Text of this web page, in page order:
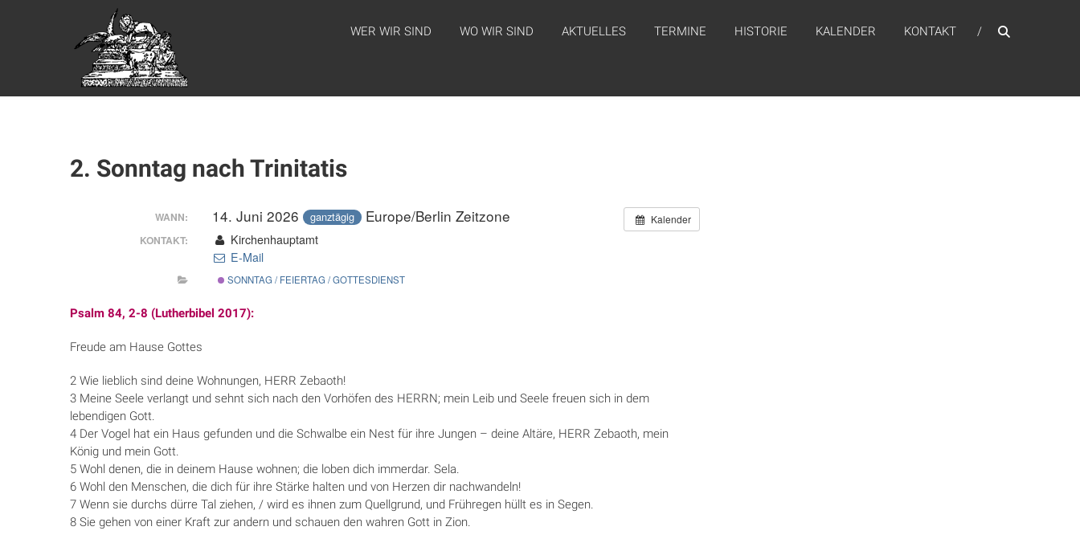
WEBSITE DES
APOSTELAMTES
JESU CHRISTI
KÖR
WER WIR SIND WO WIR SIND AKTUELLES TERMINE HISTORIE KALENDER KONTAKT
2. Sonntag nach Trinitatis
Kalender
WANN: 14. Juni 2026 ganztägig Europe/Berlin Zeitzone
KONTAKT:
Kirchenhauptamt
E-Mail
SONNTAG / FEIERTAG / GOTTESDIENST
Psalm 84, 2-8 (Lutherbibel 2017):
Freude am Hause Gottes
2 Wie lieblich sind deine Wohnungen, HERR Zebaoth!
3 Meine Seele verlangt und sehnt sich nach den Vorhöfen des HERRN; mein Leib und Seele freuen sich in dem
lebendigen Gott.
4 Der Vogel hat ein Haus gefunden und die Schwalbe ein Nest für ihre Jungen – deine Altäre, HERR Zebaoth, mein
König und mein Gott.
5 Wohl denen, die in deinem Hause wohnen; die loben dich immerdar. Sela.
6 Wohl den Menschen, die dich für ihre Stärke halten und von Herzen dir nachwandeln!
7 Wenn sie durchs dürre Tal ziehen, / wird es ihnen zum Quellgrund, und Frühregen hüllt es in Segen.
8 Sie gehen von einer Kraft zur andern und schauen den wahren Gott in Zion.